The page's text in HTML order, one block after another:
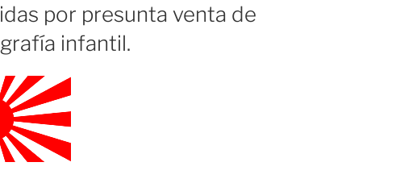
por presunta venta de
infantil.